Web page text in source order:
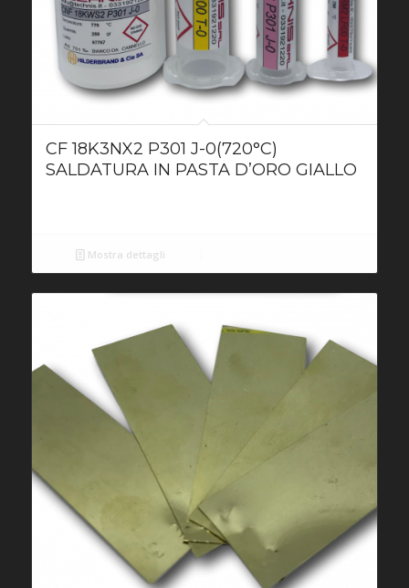
CF 18K3NX2 P301 J-0(720°C)
SALDATURA IN PASTA D’ORO GIALLO
Mostra dettagli